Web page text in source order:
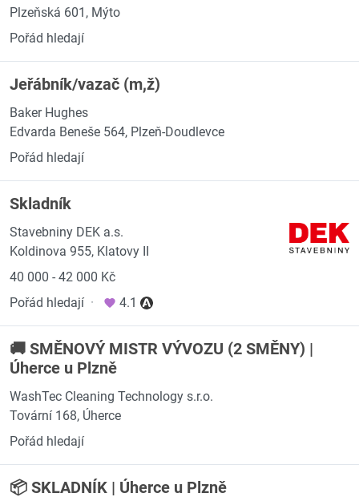
Plzeňská 601, Mýto
Pořád hledají
Jeřábník/vazač (m,ž)
Baker Hughes
Edvarda Beneše 564, Plzeň-Doudlevce
Pořád hledají
Skladník
Stavebniny DEK a.s.
Koldinova 955, Klatovy II
40 000 - 42 000 Kč
Pořád hledají · 4.1
🚚 SMĚNOVÝ MISTR VÝVOZU (2 SMĚNY) |
Úherce u Plzně
WashTec Cleaning Technology s.r.o.
Tovární 168, Úherce
Pořád hledají
📦 SKLADNÍK | Úherce u Plzně